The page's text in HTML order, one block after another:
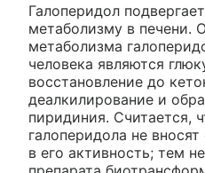
Галоперидол
метаболизму в печени.
метаболизма
человека являются
восстановление до
деалкилирование и
пиридиния. Считается,
галоперидола не
в его активность; тем